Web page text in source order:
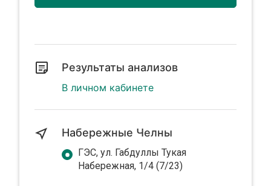
Результаты анализов
В личном кабинете
Набережные Челны
ГЭС, ул. Габдуллы Тукая
Набережная, 1/4 (7/23)